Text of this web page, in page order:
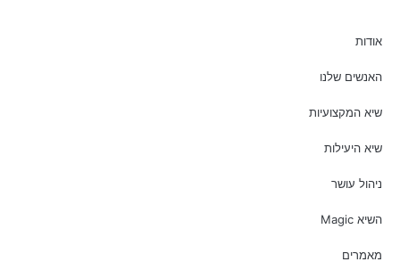
אודות
האנשים שלנו
שיא המקצועיות
שיא היעילות
ניהול עושר
השיא Magic
מאמרים